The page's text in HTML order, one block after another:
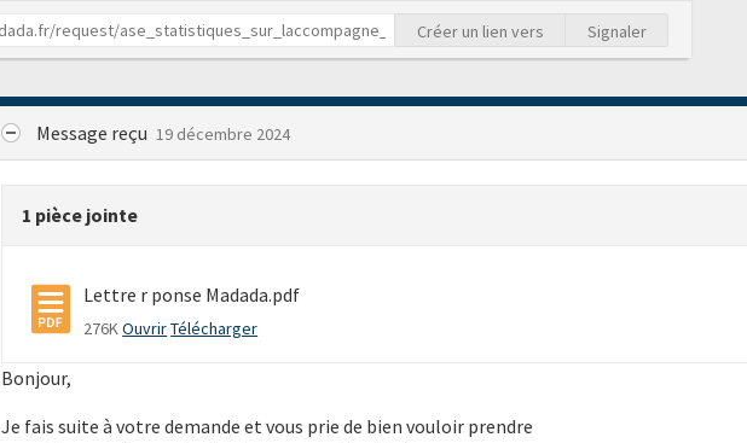
Créer un lien vers Signaler
Message reçu 19 décembre 2024
1 pièce jointe
Lettre r ponse Madada.pdf
276KOuvrirTélécharger
Bonjour,
Je fais suite à votre demande et vous prie de bien vouloir prendre